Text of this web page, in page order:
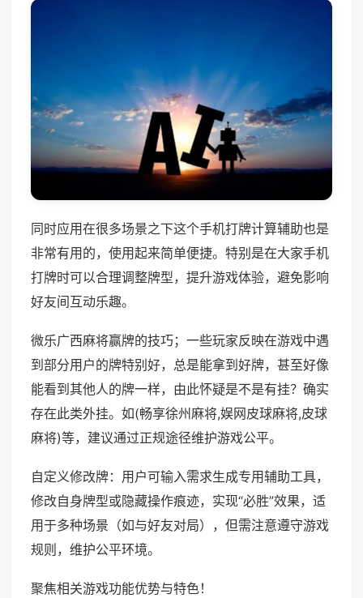
同时应用在很多场景之下这个手机打牌计算辅助也是
非常有用的，使用起来简单便捷。特别是在大家手机
打牌时可以合理调整牌型，提升游戏体验，避免影响
好友间互动乐趣。
微乐广西麻将赢牌的技巧；一些玩家反映在游戏中遇
到部分用户的牌特别好，总是能拿到好牌，甚至好像
能看到其他人的牌一样，由此怀疑是不是有挂？确实
存在此类外挂。如(畅享徐州麻将,娱网皮球麻将,皮球
麻将)等，建议通过正规途径维护游戏公平。
自定义修改牌：用户可输入需求生成专用辅助工具，
修改自身牌型或隐藏操作痕迹，实现“必胜”效果，适
用于多种场景（如与好友对局），但需注意遵守游戏
规则，维护公平环境。
聚焦相关游戏功能优势与特色！